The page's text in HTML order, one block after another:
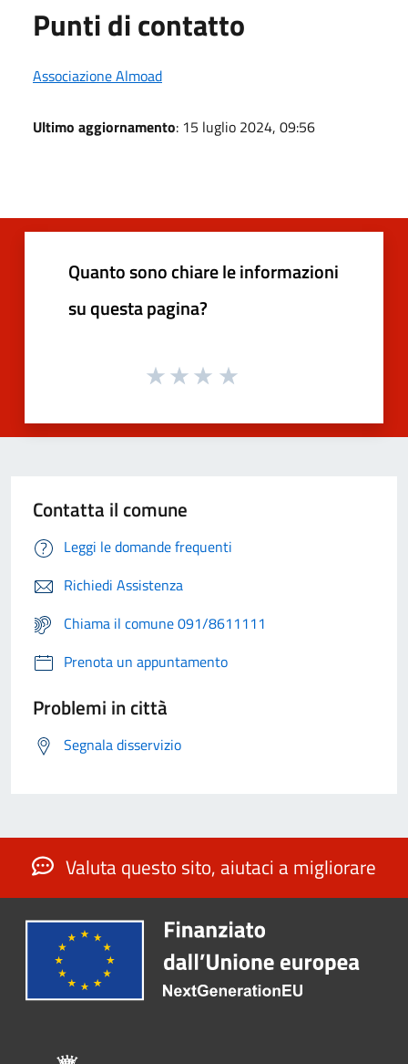
Punti di contatto
Associazione Almoad
Ultimo aggiornamento: 15 luglio 2024, 09:56
Quanto sono chiare le informazioni
su questa pagina?
Contatta il comune
Leggi le domande frequenti
Richiedi Assistenza
Chiama il comune 091/8611111
Prenota un appuntamento
Problemi in città
Segnala disservizio
Valuta questo sito, aiutaci a migliorare